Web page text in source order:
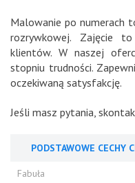
Malowanie po numerach
rozrywkowej. Zajęcie
klientów. W naszej
stopniu trudności.
oczekiwaną satysfakcję.
Jeśli masz pytania,
PODSTAWOWE CECHY
Fabuła